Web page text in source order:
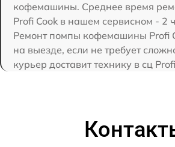
кофемашины. Среднее время
Profi Cook в нашем сервисном - 2
Ремонт помпы кофемашины Profi
на выезде, если не требует
курьер доставит технику в сц